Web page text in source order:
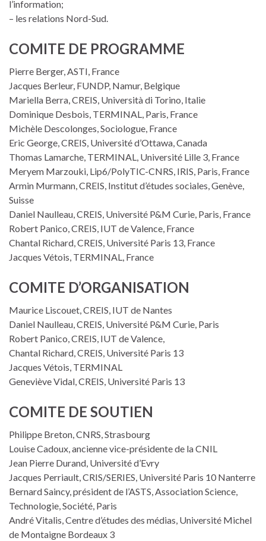
l’information;
– les relations Nord-Sud.
COMITE DE PROGRAMME
Pierre Berger, ASTI, France
Jacques Berleur, FUNDP, Namur, Belgique
Mariella Berra, CREIS, Università di Torino, Italie
Dominique Desbois, TERMINAL, Paris, France
Michèle Descolonges, Sociologue, France
Eric George, CREIS, Université d’Ottawa, Canada
Thomas Lamarche, TERMINAL, Université Lille 3, France
Meryem Marzouki, Lip6/PolyTIC-CNRS, IRIS, Paris, France
Armin Murmann, CREIS, Institut d’études sociales, Genève,
Suisse
Daniel Naulleau, CREIS, Université P&M Curie, Paris, France
Robert Panico, CREIS, IUT de Valence, France
Chantal Richard, CREIS, Université Paris 13, France
Jacques Vétois, TERMINAL, France
COMITE D’ORGANISATION
Maurice Liscouet, CREIS, IUT de Nantes
Daniel Naulleau, CREIS, Université P&M Curie, Paris
Robert Panico, CREIS, IUT de Valence,
Chantal Richard, CREIS, Université Paris 13
Jacques Vétois, TERMINAL
Geneviève Vidal, CREIS, Université Paris 13
COMITE DE SOUTIEN
Philippe Breton, CNRS, Strasbourg
Louise Cadoux, ancienne vice-présidente de la CNIL
Jean Pierre Durand, Université d’Evry
Jacques Perriault, CRIS/SERIES, Université Paris 10 Nanterre
Bernard Saincy, président de l’ASTS, Association Science,
Technologie, Société, Paris
André Vitalis, Centre d’études des médias, Université Michel
de Montaigne Bordeaux 3